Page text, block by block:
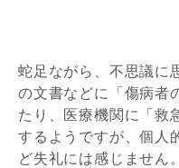
蛇足ながら、不思議に
の文書などに「傷病者
たり、医療機関に「救
するようですが、個人
ど失礼には感じません